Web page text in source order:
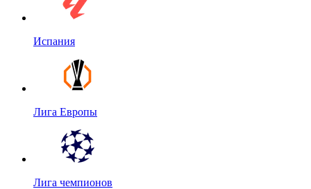
Испания
Лига Европы
Лига чемпионов